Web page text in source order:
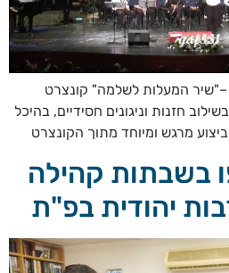
–"שיר המעלות לשלמה" קונצרט
חזנות וניגונים חסידיים, בהיכל
מרגש ומיוחד מתוך הקונצרט
בשבתות קהילה
יהודית בפ"ת